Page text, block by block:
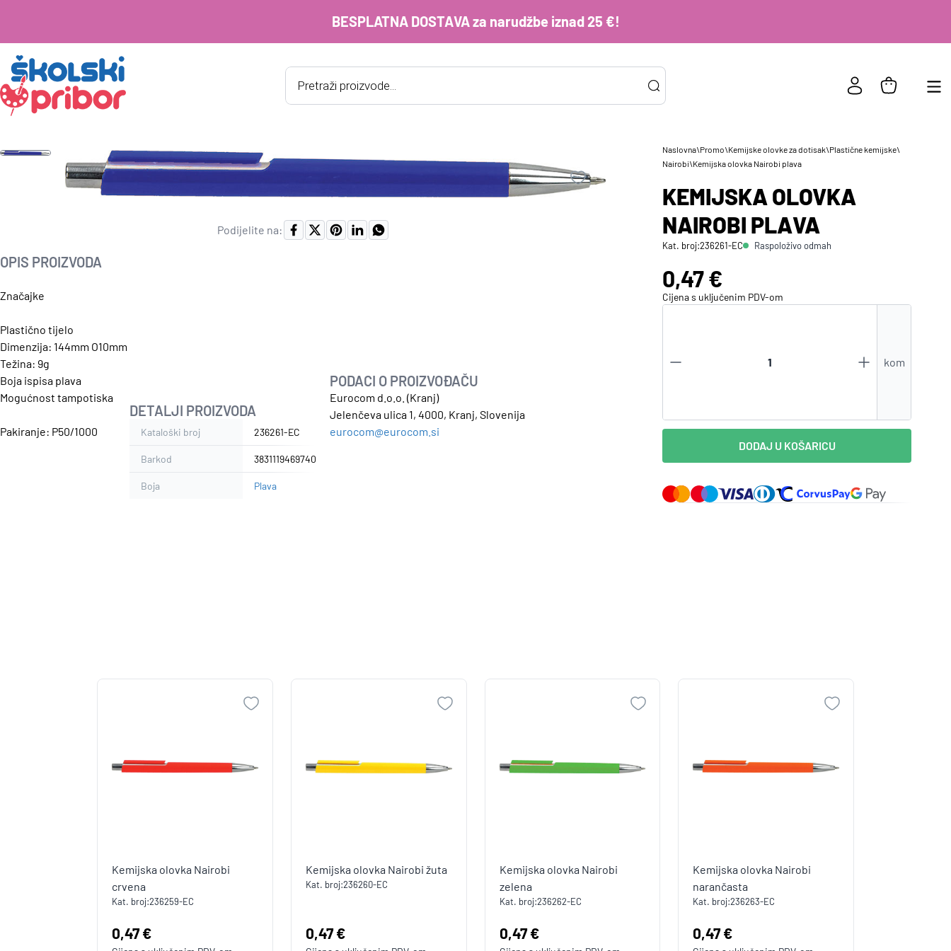
BESPLATNA DOSTAVA za narudžbe iznad 25 €!
Products
search
PRIJAVA POSTOJEĆIH KORISNIKA
korisničko
*
Zapamti me na ovom uređaju
Kreirajte korisnički račun
Podijelite na:
OPIS PROIZVODA
Značajke
Plastično tijelo
Dimenzija: 144mm O10mm
Težina: 9g
Boja ispisa plava
Mogućnost tampotiska
Pakiranje: P50/1000
DETALJI PROIZVODA
Kataloški broj 236261-EC
Barkod 3831119469740
Boja Plava
PODACI O PROIZVOĐAČU
Eurocom d.o.o. (Kranj)
Jelenčeva ulica 1, 4000, Kranj, Slovenija
eurocom@eurocom.si
Naslovna\Promo\Kemijske olovke za dotisak\Plastične kemijske\
Nairobi\Kemijska olovka Nairobi plava
KEMIJSKA OLOVKA
NAIROBI PLAVA
Kat. broj:236261-EC Raspoloživo odmah
Cijena:
0,47 €
Cijena s uključenim PDV-om
kom
DODAJ U KOŠARICU
Kemijska olovka Nairobi
crvena
Kat. broj:236259-EC
Cijena:
0,47 €
Kemijska olovka Nairobi žuta
Kat. broj:236260-EC
Cijena:
0,47 €
Kemijska olovka Nairobi
zelena
Kat. broj:236262-EC
Cijena:
0,47 €
Kemijska olovka Nairobi
narančasta
Kat. broj:236263-EC
Cijena:
0,47 €